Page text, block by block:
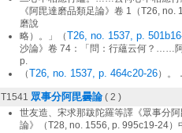
《阿毘達磨品類足論》卷 1（T26,
磨說
略）。」（T26, no. 1537, p.
沙論》卷 74：「問：行蘊云何？……
p.
（T26, no. 1537, p. 464c20-26）。
T1541 眾事分阿毘曇論( 2 )
世友造、宋求那跋陀羅等譯《眾事分
論》（T28, no. 1556, p. 995c19-24）